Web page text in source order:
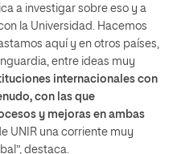
a investigar sobre eso y a
la Universidad. Hacemos
aquí y en otros países,
entre ideas muy
internacionales con
con las que
y mejoras en ambas
UNIR una corriente muy
destaca.